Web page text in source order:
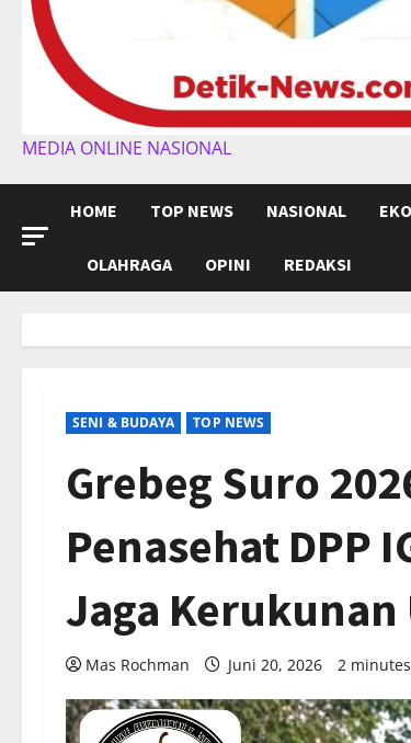
MEDIA ONLINE NASIONAL
HOME TOP NEWS NASIONAL
OLAHRAGA OPINI REDAKSI
SENI & BUDAYA TOP NEWS
Grebeg Suro
Penasehat DPP
Jaga Kerukunan
Mas Rochman Juni 20, 2026 2